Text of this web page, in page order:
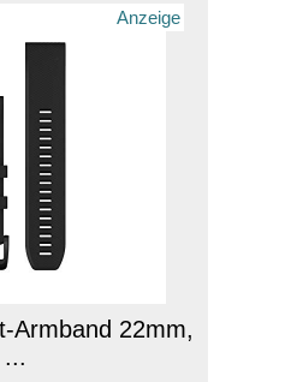
Anzeige
Armband 22mm,
...